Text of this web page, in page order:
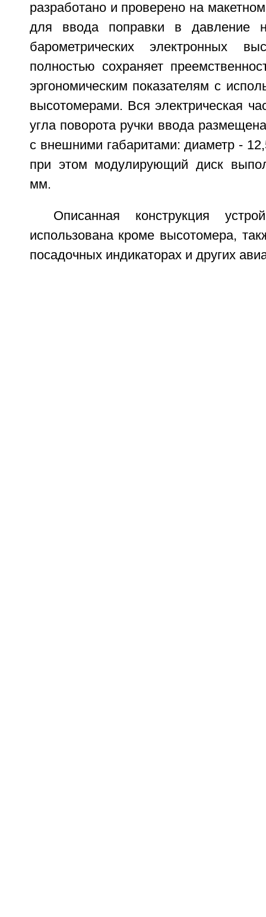
разработано и проверено на
для ввода поправки в давление
барометрических электронных
полностью сохраняет
эргономическим показателям с
высотомерами. Вся электрическая
угла поворота ручки ввода
с внешними габаритами: диаметр -
при этом модулирующий диск
мм.
Описанная конструкция
использована кроме высотомера,
посадочных индикаторах и других